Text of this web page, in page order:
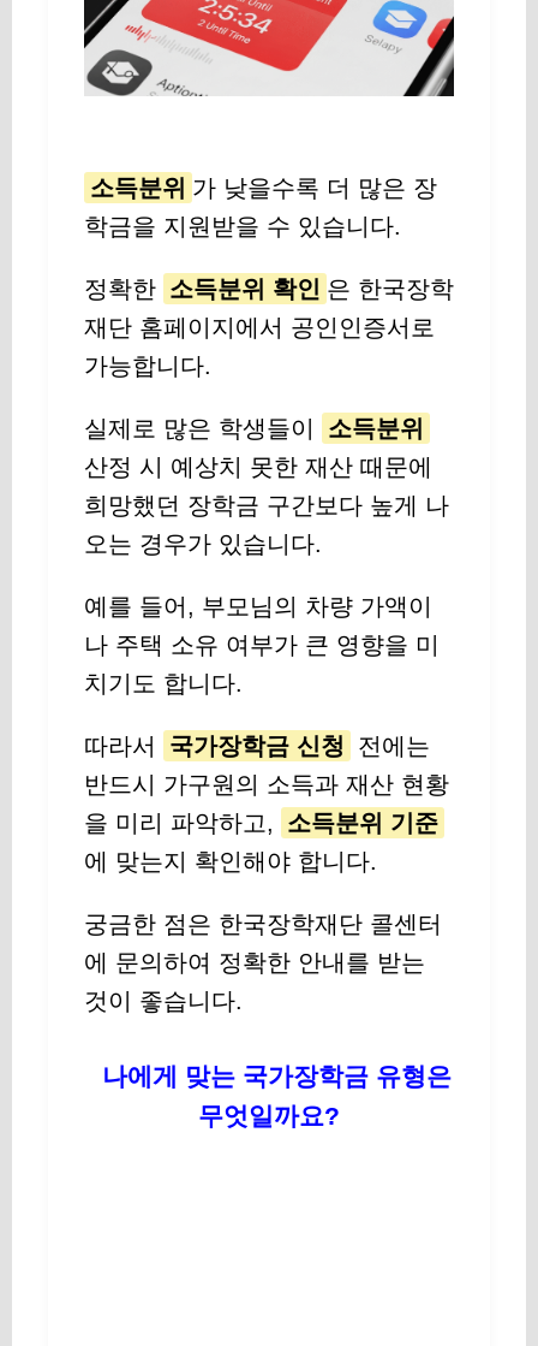
소득분위 가 낮을수록 더 많은 장
학금을 지원받을 수 있습니다.
정확한 소득분위 확인 은 한국장학
재단 홈페이지에서 공인인증서로
가능합니다.
실제로 많은 학생들이
소득분위
산정 시 예상치 못한 재산 때문에
희망했던 장학금 구간보다 높게 나
오는 경우가 있습니다.
예를 들어, 부모님의 차량 가액이
나 주택 소유 여부가 큰 영향을 미
치기도 합니다.
따라서 국가장학금 신청
전에는
반드시 가구원의 소득과 재산 현황
을 미리 파악하고,
소득분위 기준
에 맞는지 확인해야 합니다.
궁금한 점은 한국장학재단 콜센터
에 문의하여 정확한 안내를 받는
것이 좋습니다.
나에게 맞는 국가장학금 유형은
무엇일까요?